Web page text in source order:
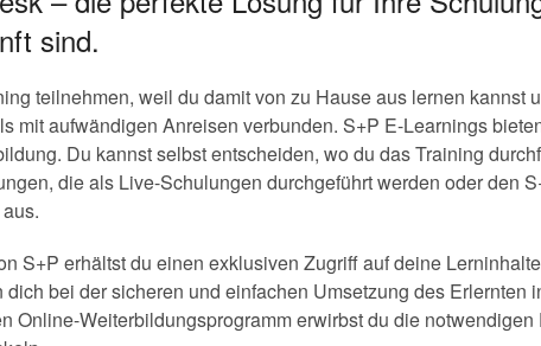
sind.
teilnehmen, weil du damit von zu Hause aus lernen kannst
mit aufwändigen Anreisen verbunden. S+P E-Learnings
Du kannst selbst entscheiden, wo du das Training
die als Live-Schulungen durchgeführt werden oder den
S+P erhältst du einen exklusiven Zugriff auf deine
bei der sicheren und einfachen Umsetzung des Erlernten
Online-Weiterbildungsprogramm erwirbst du die